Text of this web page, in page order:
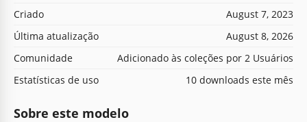
Criado
August 7, 2023
Última atualização
August 8, 2026
Comunidade
Adicionado às coleções por 2 Usuários
Estatísticas de uso
10 downloads este mês
Sobre este modelo